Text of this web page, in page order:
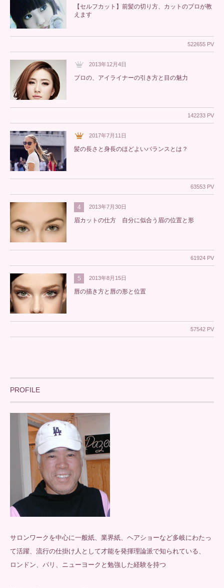
【セルフカット】前髪の切り方、カットのプロが教
えます
522655 PV
2013年12月4日
プロの、アイライナーの引き方と目の魅力
142233 PV
2017年7月11日
髪の長さと身長のほどよいバランスとは？
63553 PV
4 2013年7月30日
眉カットの仕方 自分に似合う眉の位置と形
61924 PV
5 2013年8月15日
唇の描き方と唇の形と位置
57542 PV
PROFILE
サロンワークを中心に一般紙、業界紙、ヘアショーなど多岐にわたっ
て活躍、流行の仕掛け人として才能を発揮理論派で知られている、
ロンドン、パリ、ニューヨークと勉強した経験を持つ